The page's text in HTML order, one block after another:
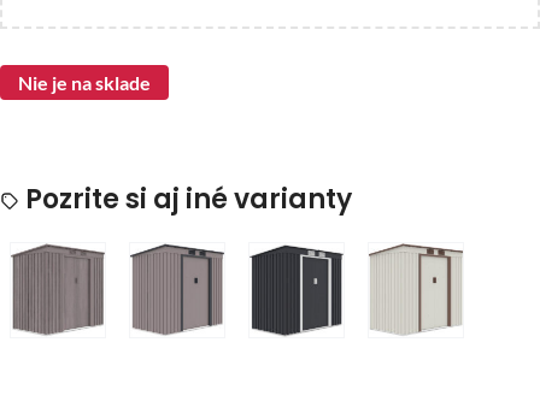
Nie je na sklade
Pozrite si aj iné varianty